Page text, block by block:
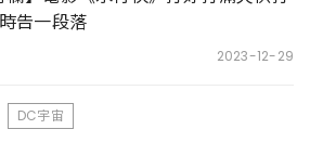
告一段落
2023-12-29
DC宇宙